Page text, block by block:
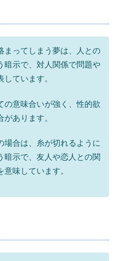
まってしまう夢は、人との
暗示で、対人関係で問題や
しています。
の意味合いが強く、性的欲
あります。
場合は、糸が切れるように
暗示で、友人や恋人との関
味しています。